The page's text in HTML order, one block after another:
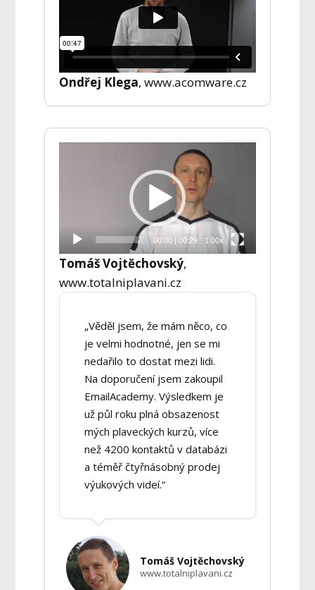
Ondřej Klega, www.acomware.cz
00:00 |00:29 1.00x
Tomáš Vojtěchovský,
www.totalniplavani.cz
„Věděl jsem, že mám něco, co
je velmi hodnotné, jen se mi
nedařilo to dostat mezi lidi.
Na doporučení jsem zakoupil
EmailAcademy. Výsledkem je
už půl roku plná obsazenost
mých plaveckých kurzů, více
než 4200 kontaktů v databázi
a téměř čtyřnásobný prodej
výukových videí.“
Tomáš Vojtěchovský
www.totalniplavani.cz